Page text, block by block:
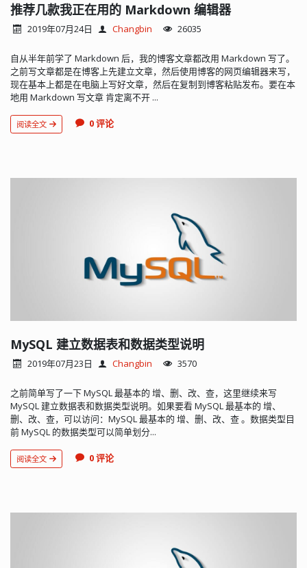
推荐几款我正在用的 Markdown 编辑器
2019年07月24日 Changbin 26035
自从半年前学了 Markdown 后，我的博客文章都改用 Markdown 写了。
之前写文章都是在博客上先建立文章，然后使用博客的网页编辑器来写，
现在基本上都是在电脑上写好文章，然后在复制到博客粘贴发布。要在本
地用 Markdown 写文章 肯定离不开 ...
阅读全文 0 评论
MySQL 建立数据表和数据类型说明
2019年07月23日 Changbin 3570
之前简单写了一下 MySQL 最基本的 增、删、改、查，这里继续来写
MySQL 建立数据表和数据类型说明。如果要看 MySQL 最基本的 增、
删、改、查，可以访问：MySQL 最基本的 增、删、改、查 。数据类型目
前 MySQL 的数据类型可以简单划分...
阅读全文 0 评论